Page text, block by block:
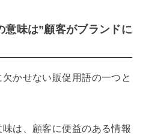
意味は”顧客がブランドに
欠かせない販促用語の一つと
は、顧客に便益のある情報